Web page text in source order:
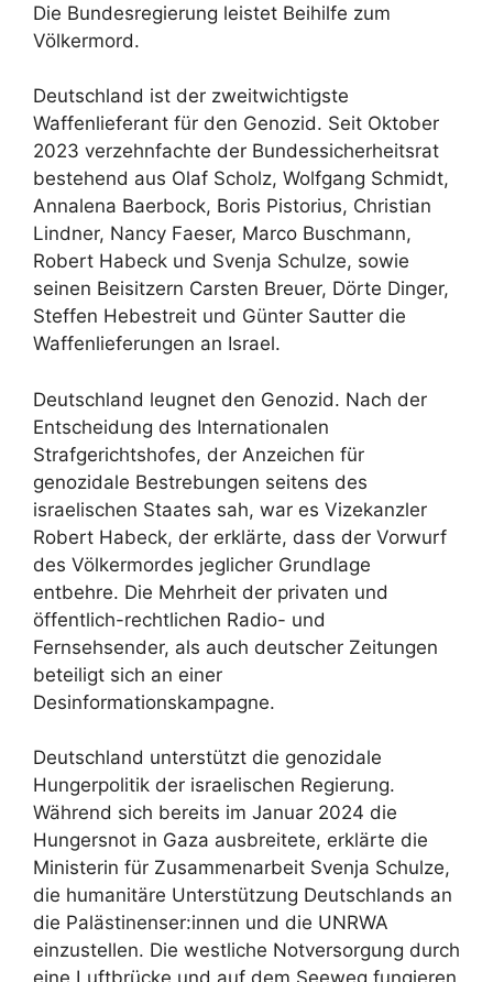
Die Bundesregierung leistet Beihilfe zum
Völkermord.
Deutschland ist der zweitwichtigste
Waffenlieferant für den Genozid. Seit Oktober
2023 verzehnfachte der Bundessicherheitsrat
bestehend aus Olaf Scholz, Wolfgang Schmidt,
Annalena Baerbock, Boris Pistorius, Christian
Lindner, Nancy Faeser, Marco Buschmann,
Robert Habeck und Svenja Schulze, sowie
seinen Beisitzern Carsten Breuer, Dörte Dinger,
Steffen Hebestreit und Günter Sautter die
Waffenlieferungen an Israel.
Deutschland leugnet den Genozid. Nach der
Entscheidung des Internationalen
Strafgerichtshofes, der Anzeichen für
genozidale Bestrebungen seitens des
israelischen Staates sah, war es Vizekanzler
Robert Habeck, der erklärte, dass der Vorwurf
des Völkermordes jeglicher Grundlage
entbehre. Die Mehrheit der privaten und
öffentlich-rechtlichen Radio- und
Fernsehsender, als auch deutscher Zeitungen
beteiligt sich an einer
Desinformationskampagne.
Deutschland unterstützt die genozidale
Hungerpolitik der israelischen Regierung.
Während sich bereits im Januar 2024 die
Hungersnot in Gaza ausbreitete, erklärte die
Ministerin für Zusammenarbeit Svenja Schulze,
die humanitäre Unterstützung Deutschlands an
die Palästinenser:innen und die UNRWA
einzustellen. Die westliche Notversorgung durch